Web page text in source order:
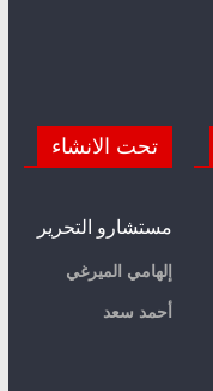
تحت الانشاء
مستشارو التحرير
إلهامي الميرغي
أحمد سعد